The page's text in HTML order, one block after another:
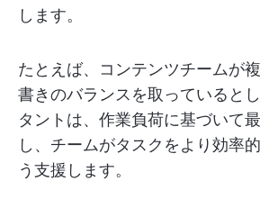
します。
たとえば、コンテンツチームが
書きのバランスを取っていると
タントは、作業負荷に基づいて
し、チームがタスクをより効率
う支援します。